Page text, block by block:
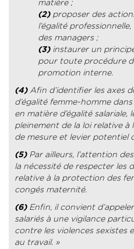
matière ;
(2) proposer des
l’égalité
des managers ;
(3)instaurer un
pour toute procédure
promotion interne.
(4) Afin d’identifier les axes
d’égalité femme-homme
en matière d’égalité salariale,
pleinement de la loi relative à
de mesure et levier potentiel
(5)Par ailleurs, l’attention
la nécessité de respecter les
relative à la protection des
congés maternité.
(6)Enfin, il convient
salariés à une vigilance
contre les violences sexistes
au travail. »